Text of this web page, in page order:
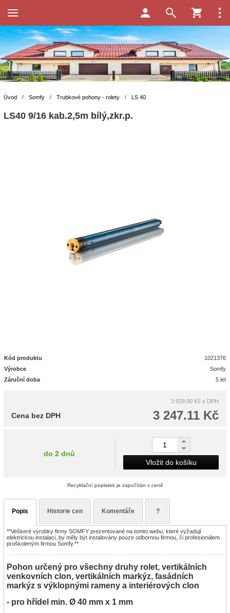
Úvod / Somfy / Trubkové pohony - rolety / LS 40
LS40 9/16 kab.2,5m bílý,zkr.p.
Kód produktu
1021376
Výrobce
Somfy
Záruční doba
5 let
3 929.00 Kč s DPH
3 247.11 Kč
Cena bez DPH
do 2 dnů
Vložit do košíku
Recyklační poplatek je započítán v ceně
Popis Historie cen Komentáře ?
**Veškeré výrobky firmy SOMFY prezentované na tomto webu, které vyžadují
elektrickou instalaci, by měly být instalovány pouze odbornou firmou, či profesionálem
proškoleným firmou Somfy.**
Pohon určený pro všechny druhy rolet, vertikálních
venkovních clon, vertikálních markýz, fasádních
markýz s výklopnými rameny a interiérových clon
- pro hřídel min. Ø 40 mm x 1 mm